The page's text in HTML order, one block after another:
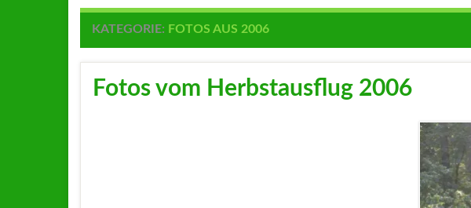
KATEGORIE: FOTOS AUS 2006
Fotos vom Herbstausflug 2006